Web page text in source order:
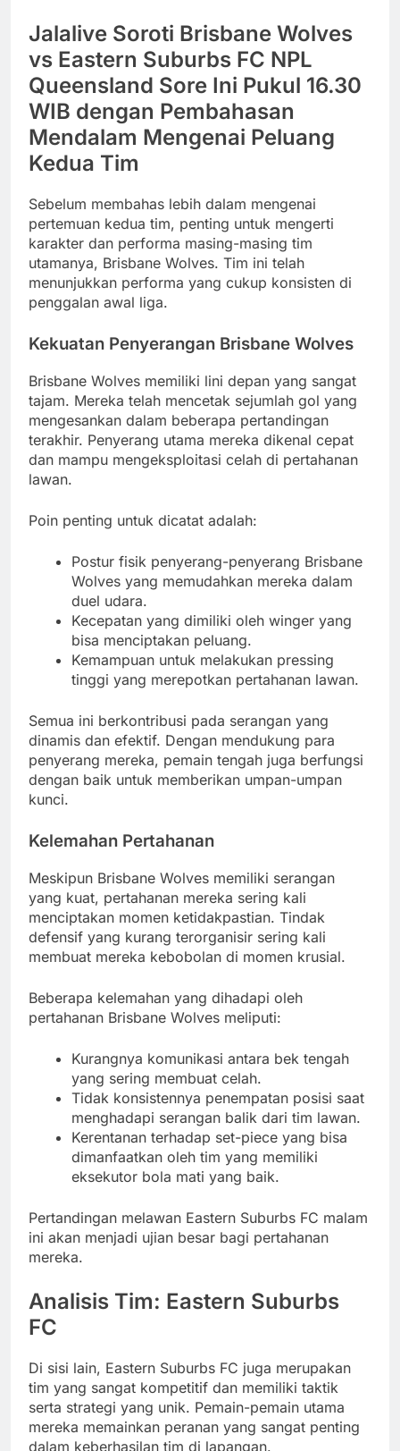
Jalalive Soroti Brisbane Wolves
vs Eastern Suburbs FC NPL
Queensland Sore Ini Pukul 16.30
WIB dengan Pembahasan
Mendalam Mengenai Peluang
Kedua Tim
Sebelum membahas lebih dalam mengenai
pertemuan kedua tim, penting untuk mengerti
karakter dan performa masing-masing tim
utamanya, Brisbane Wolves. Tim ini telah
menunjukkan performa yang cukup konsisten di
penggalan awal liga.
Kekuatan Penyerangan Brisbane Wolves
Brisbane Wolves memiliki lini depan yang sangat
tajam. Mereka telah mencetak sejumlah gol yang
mengesankan dalam beberapa pertandingan
terakhir. Penyerang utama mereka dikenal cepat
dan mampu mengeksploitasi celah di pertahanan
lawan.
Poin penting untuk dicatat adalah:
Postur fisik penyerang-penyerang Brisbane
Wolves yang memudahkan mereka dalam
duel udara.
Kecepatan yang dimiliki oleh winger yang
bisa menciptakan peluang.
Kemampuan untuk melakukan pressing
tinggi yang merepotkan pertahanan lawan.
Semua ini berkontribusi pada serangan yang
dinamis dan efektif. Dengan mendukung para
penyerang mereka, pemain tengah juga berfungsi
dengan baik untuk memberikan umpan-umpan
kunci.
Kelemahan Pertahanan
Meskipun Brisbane Wolves memiliki serangan
yang kuat, pertahanan mereka sering kali
menciptakan momen ketidakpastian. Tindak
defensif yang kurang terorganisir sering kali
membuat mereka kebobolan di momen krusial.
Beberapa kelemahan yang dihadapi oleh
pertahanan Brisbane Wolves meliputi:
Kurangnya komunikasi antara bek tengah
yang sering membuat celah.
Tidak konsistennya penempatan posisi saat
menghadapi serangan balik dari tim lawan.
Kerentanan terhadap set-piece yang bisa
dimanfaatkan oleh tim yang memiliki
eksekutor bola mati yang baik.
Pertandingan melawan Eastern Suburbs FC malam
ini akan menjadi ujian besar bagi pertahanan
mereka.
Analisis Tim: Eastern Suburbs
FC
Di sisi lain, Eastern Suburbs FC juga merupakan
tim yang sangat kompetitif dan memiliki taktik
serta strategi yang unik. Pemain-pemain utama
mereka memainkan peranan yang sangat penting
dalam keberhasilan tim di lapangan.